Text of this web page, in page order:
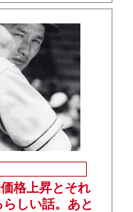
格上昇とそれ
しい話。あと